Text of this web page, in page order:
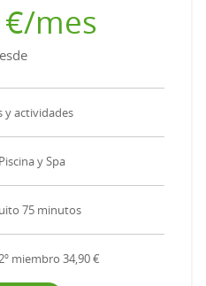
mes
y actividades
y Spa
75 minutos
miembro 34,90 €